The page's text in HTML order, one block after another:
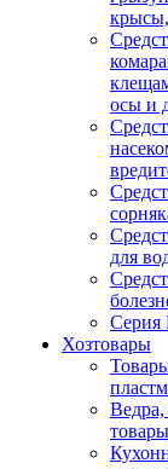
осы и
для
Хозтовары
Ведра,